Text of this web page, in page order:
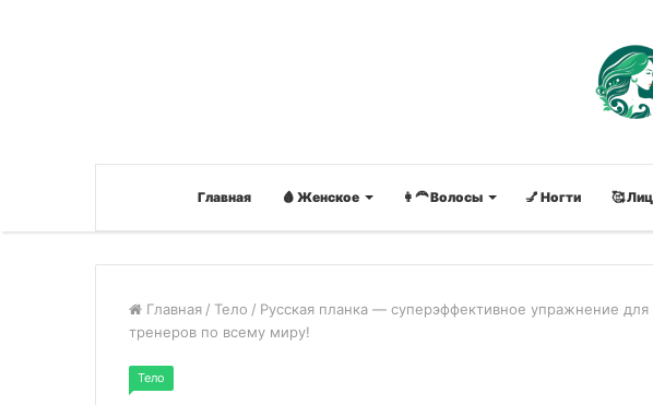
Главная 🩸 Женское 👩‍🦰 Волосы 💅 Ногти 🥰
Главная / Тело / Русская планка — суперэффективное упражнение
тренеров по всему миру!
Тело